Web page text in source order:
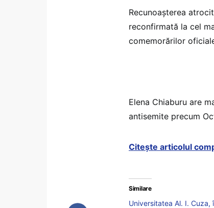
Recunoașterea
reconfirmată la cel
comemorărilor
Elena Chiaburu are
antisemite precum
Citește articolul
Similare
Universitatea Al. I.